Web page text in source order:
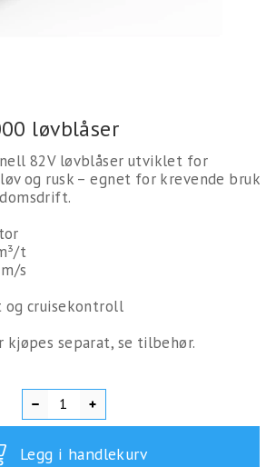
løvblåser
82V løvblåser utviklet for
og rusk – egnet for krevende bruk
t
s
og cruisekontroll
kjøpes separat, se tilbehør.
Legg i handlekurv